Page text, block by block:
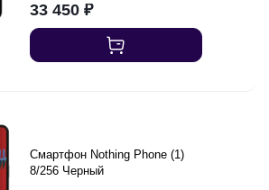
33 450₽
Смартфон Nothing Phone (1)
8/256 Черный